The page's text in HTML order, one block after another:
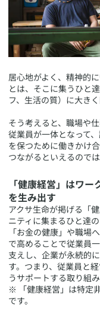
居心地がよく、精神的
とは、そこに集うひと
フ、生活の質）に大きく
そう考えると、職場や
従業員が一体となって
を保つために働きかけ
つながるといえるので
「健康経営」はワ
を生み出す
アクサ生命が掲げる「
ニティに集まるひと達
「お金の健康」や職場
で高めることで従業員
支えし、企業が永続的
す。つまり、従業員と
うサポートする取り組み
​※ 「健康経営」は特定
です。